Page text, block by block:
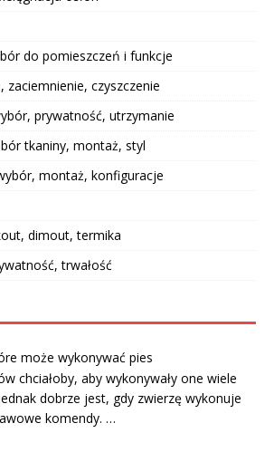
do pomieszczeń i funkcje
zaciemnienie, czyszczenie
prywatność, utrzymanie
tkaniny, montaż, styl
montaż, konfiguracje
dimout, termika
trwałość
może wykonywać pies
chciałoby, aby wykonywały one wiele
dobrze jest, gdy zwierzę wykonuje
komendy. …